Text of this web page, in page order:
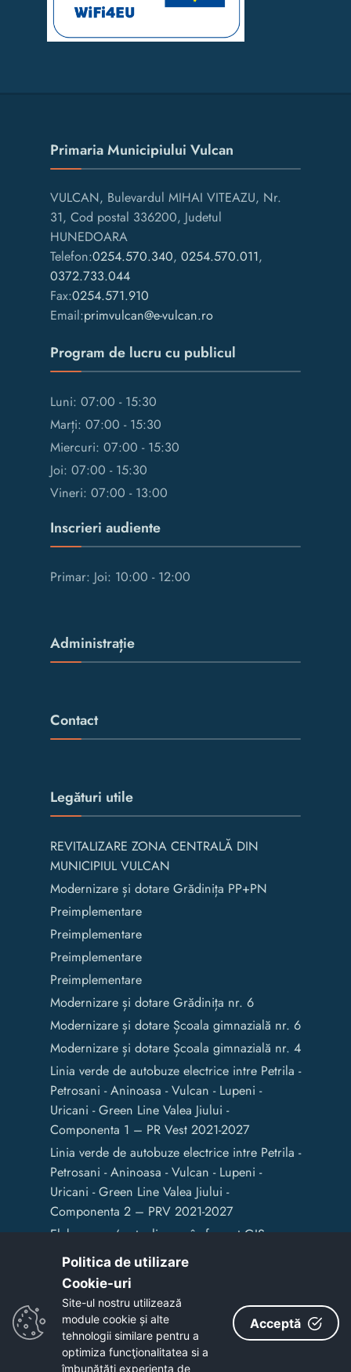
Primaria Municipiului Vulcan
VULCAN, Bulevardul MIHAI VITEAZU, Nr.
31, Cod postal 336200, Judetul
HUNEDOARA
Telefon:0254.570.340, 0254.570.011,
0372.733.044
Fax:0254.571.910
Email:primvulcan@e-vulcan.ro
Program de lucru cu publicul
Luni: 07:00 - 15:30
Marți: 07:00 - 15:30
Miercuri: 07:00 - 15:30
Joi: 07:00 - 15:30
Vineri: 07:00 - 13:00
Inscrieri audiente
Primar: Joi: 10:00 - 12:00
Administrație
Contact
Legături utile
REVITALIZARE ZONA CENTRALĂ DIN
MUNICIPIUL VULCAN
Modernizare și dotare Grădinița PP+PN
Preimplementare
Preimplementare
Preimplementare
Preimplementare
Modernizare și dotare Grădinița nr. 6
Modernizare și dotare Școala gimnazială nr. 6
Modernizare și dotare Școala gimnazială nr. 4
Linia verde de autobuze electrice intre Petrila -
Petrosani - Aninoasa - Vulcan - Lupeni -
Uricani - Green Line Valea Jiului -
Componenta 1 – PR Vest 2021-2027
Linia verde de autobuze electrice intre Petrila -
Petrosani - Aninoasa - Vulcan - Lupeni -
Uricani - Green Line Valea Jiului -
Componenta 2 – PRV 2021-2027
Elaborarea / actualizarea în format GIS a
documentelor de amenajare a teritoriului și
de planificare urbană a Municipiului Vulcan
Copyright © 2020 - Primaria Municipiului Vulcan
Politica de utilizare
Cookie-uri‎
Site-ul nostru utilizează
module cookie și alte
tehnologii similare pentru a
optimiza funcţionalitatea si a
îmbunătăţi experienţa de
Acceptă